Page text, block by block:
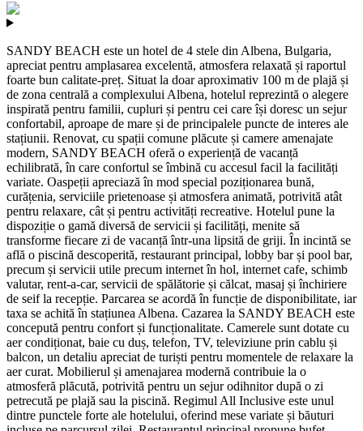
SANDY BEACH este un hotel de 4 stele din Albena, Bulgaria,
apreciat pentru amplasarea excelentă, atmosfera relaxată și raportul
foarte bun calitate-preț. Situat la doar aproximativ 100 m de plajă și
de zona centrală a complexului Albena, hotelul reprezintă o alegere
inspirată pentru familii, cupluri și pentru cei care își doresc un sejur
confortabil, aproape de mare și de principalele puncte de interes ale
stațiunii. Renovat, cu spații comune plăcute și camere amenajate
modern, SANDY BEACH oferă o experiență de vacanță
echilibrată, în care confortul se îmbină cu accesul facil la facilități
variate. Oaspeții apreciază în mod special poziționarea bună,
curățenia, serviciile prietenoase și atmosfera animată, potrivită atât
pentru relaxare, cât și pentru activități recreative. Hotelul pune la
dispoziție o gamă diversă de servicii și facilități, menite să
transforme fiecare zi de vacanță într-una lipsită de griji. În incintă se
află o piscină descoperită, restaurant principal, lobby bar și pool bar,
precum și servicii utile precum internet în hol, internet cafe, schimb
valutar, rent-a-car, servicii de spălătorie și călcat, masaj și închiriere
de seif la recepție. Parcarea se acordă în funcție de disponibilitate, iar
taxa se achită în stațiunea Albena. Cazarea la SANDY BEACH este
concepută pentru confort și funcționalitate. Camerele sunt dotate cu
aer condiționat, baie cu duș, telefon, TV, televiziune prin cablu și
balcon, un detaliu apreciat de turiști pentru momentele de relaxare la
aer curat. Mobilierul și amenajarea modernă contribuie la o
atmosferă plăcută, potrivită pentru un sejur odihnitor după o zi
petrecută pe plajă sau la piscină. Regimul All Inclusive este unul
dintre punctele forte ale hotelului, oferind mese variate și băuturi